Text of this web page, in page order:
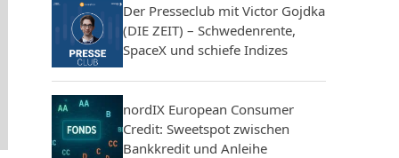
Der Presseclub mit Victor Gojdka
(DIE ZEIT) – Schwedenrente,
SpaceX und schiefe Indizes
nordIX European Consumer
Credit: Sweetspot zwischen
Bankkredit und Anleihe